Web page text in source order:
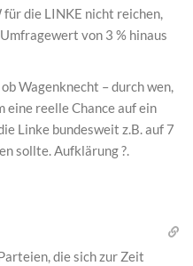
die LINKE nicht reichen,
von 3 % hinaus
Wagenknecht – durch wen,
eine reelle Chance auf ein
Linke bundesweit z.B. auf 7
sollte. Aufklärung ?.
die sich zur Zeit